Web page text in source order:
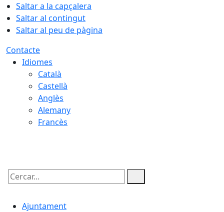
Saltar a la capçalera
Saltar al contingut
Saltar al peu de pàgina
Contacte
Idiomes
Català
Castellà
Anglès
Alemany
Francès
Cercar:
Ajuntament